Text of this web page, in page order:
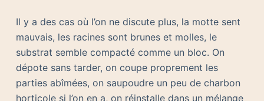
Il y a des cas où l’on ne discute plus, la motte sent
mauvais, les racines sont brunes et molles, le
substrat semble compacté comme un bloc. On
dépote sans tarder, on coupe proprement les
parties abîmées, on saupoudre un peu de charbon
horticole si l’on en a, on réinstalle dans un mélange